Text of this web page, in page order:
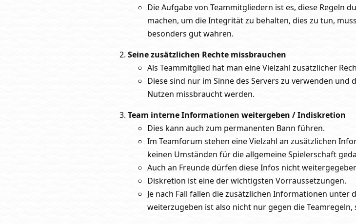
Die Aufgabe von Teammitgliedern ist es, diese Regeln
machen, um die Integrität zu behalten, dies zu tun,
besonders gut wahren.
Seine zusätzlichen Rechte missbrauchen
Als Teammitglied hat man eine Vielzahl zusätzlicher
Diese sind nur im Sinne des Servers zu verwenden
Nutzen missbraucht werden.
Team interne Informationen weitergeben / Indiskretion
Dies kann auch zum permanenten Bann führen.
Im Teamforum stehen eine Vielzahl an zusätzlichen
keinen Umständen für die allgemeine Spielerschaft
Auch an Freunde dürfen diese Infos nicht
Diskretion ist eine der wichtigsten Vorraussetzungen.
Je nach Fall fallen die zusätzlichen Informationen unter
weiterzugeben ist also nicht nur gegen die Teamregeln,